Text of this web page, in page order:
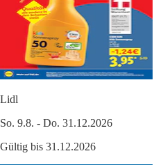
Lidl
So. 9.8. - Do. 31.12.2026
Gültig bis 31.12.2026